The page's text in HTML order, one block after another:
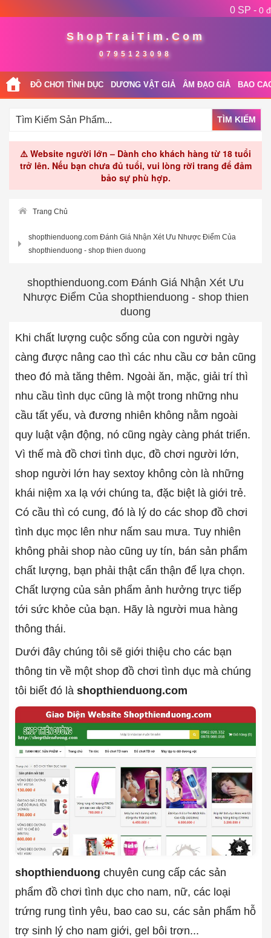
0 SP - 0 đ
ShopTraiTim.Com
0795123098
ĐỒ CHƠI TÌNH DỤC DƯƠNG VẬT GIẢ ÂM ĐẠO GIẢ BAO
TÌM KIẾM
⚠️ Website người lớn – Dành cho khách hàng từ 18 tuổi
trở lên. Nếu bạn chưa đủ tuổi, vui lòng rời trang để đảm
bảo sự phù hợp.
Trang Chủ
shopthienduong.com Đánh Giá Nhận Xét Ưu Nhược Điểm Của
shopthienduong - shop thien duong
shopthienduong.com Đánh Giá Nhận Xét Ưu
Nhược Điểm Của shopthienduong - shop thien
duong
Khi chất lượng cuộc sống của con người ngày
càng được nâng cao thì các nhu cầu cơ bản cũng
theo đó mà tăng thêm. Ngoài ăn, mặc, giải trí thì
nhu cầu tình dục cũng là một trong những nhu
cầu tất yếu, và đương nhiên không nằm ngoài
quy luật vận động, nó cũng ngày càng phát triển.
Vì thế mà đồ chơi tình dục, đồ chơi người lớn,
shop người lớn hay sextoy không còn là những
khái niệm xa lạ với chúng ta, đặc biệt là giới trẻ.
Có cầu thì có cung, đó là lý do các shop đồ chơi
tình dục mọc lên như nấm sau mưa. Tuy nhiên
không phải shop nào cũng uy tín, bán sản phẩm
chất lượng, bạn phải thật cẩn thận để lựa chọn.
Chất lượng của sản phẩm ảnh hưởng trực tiếp
tới sức khỏe của bạn. Hãy là người mua hàng
thông thái.
Dưới đây chúng tôi sẽ giới thiệu cho các bạn
thông tin về một shop đồ chơi tình dục mà chúng
tôi biết đó là shopthienduong.com
shopthienduong chuyên cung cấp các sản
phẩm đồ chơi tình dục cho nam, nữ, các loại
trứng rung tình yêu, bao cao su, các sản phẩm hỗ
trợ sinh lý cho nam giới, gel bôi trơn...